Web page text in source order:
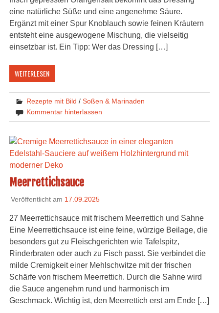
eine natürliche Süße und eine angenehme Säure.
Ergänzt mit einer Spur Knoblauch sowie feinen Kräutern
entsteht eine ausgewogene Mischung, die vielseitig
einsetzbar ist. Ein Tipp: Wer das Dressing […]
WEITERLESEN
Rezepte mit Bild /Soßen & Marinaden
Kommentar hinterlassen
Meerrettichsauce
Veröffentlicht am 17.09.2025
27 Meerrettichsauce mit frischem Meerrettich und Sahne
Eine Meerrettichsauce ist eine feine, würzige Beilage, die
besonders gut zu Fleischgerichten wie Tafelspitz,
Rinderbraten oder auch zu Fisch passt. Sie verbindet die
milde Cremigkeit einer Mehlschwitze mit der frischen
Schärfe von frischem Meerrettich. Durch die Sahne wird
die Sauce angenehm rund und harmonisch im
Geschmack. Wichtig ist, den Meerrettich erst am Ende […]